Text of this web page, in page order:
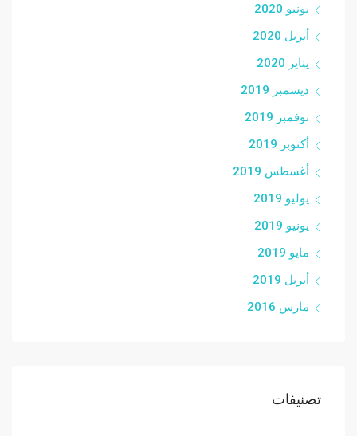
يونيو 2020
أبريل 2020
يناير 2020
ديسمبر 2019
نوفمبر 2019
أكتوبر 2019
أغسطس 2019
يوليو 2019
يونيو 2019
مايو 2019
أبريل 2019
مارس 2016
تصنيفات